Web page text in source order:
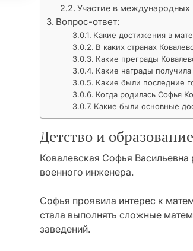
Участие в международных
Вопрос-ответ:
Какие достижения в
В каких странах
Какие преграды
Какие награды
Какие были последние
Когда родилась Софья
Какие были основные
Детство и образование
Ковалевская Софья Васильевна
военного инженера.
Софья проявила интерес к
стала выполнять сложные
заведений.